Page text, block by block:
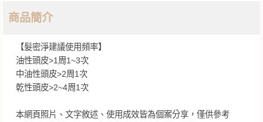
商品簡介
【髮密淨建議使用頻率】
油性頭皮>1周1~3次
中油性頭皮>2周1次
乾性頭皮>2~4周1次
本網頁照片、文字敘述、使用成效皆為個案分享，僅供參考